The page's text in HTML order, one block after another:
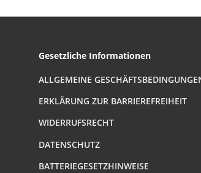
Gesetzliche Informationen
ALLGEMEINE
ERKLÄRUNG ZUR BARRIEREFREIHEIT
WIDERRUFSRECHT
DATENSCHUTZ
BATTERIEGESETZHINWEISE